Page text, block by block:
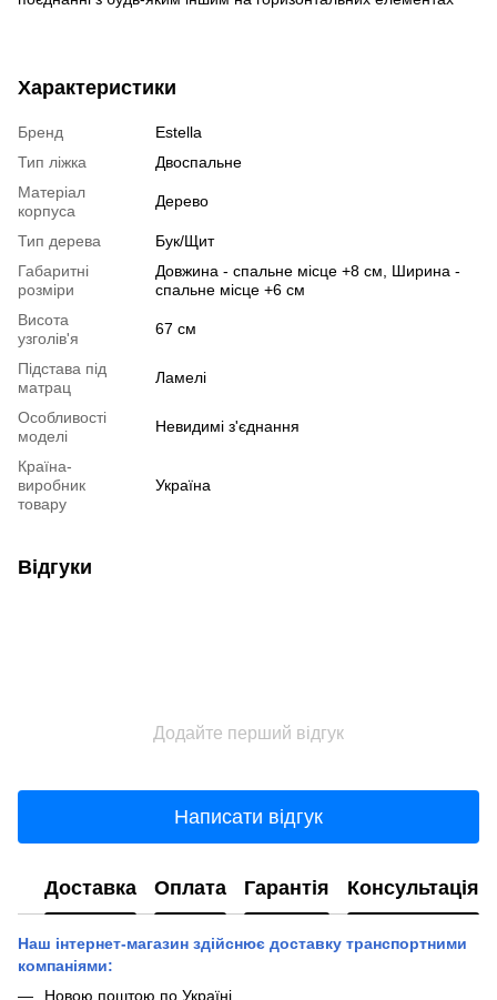
Характеристики
Бренд
Estella
Тип ліжка
Двоспальне
Матеріал
корпуса
Дерево
Тип дерева
Бук/Щит
Габаритні
розміри
Довжина - спальне місце +8 см, Ширина -
спальне місце +6 см
Висота
узголів'я
67 см
Підстава під
матрац
Ламелі
Особливості
моделі
Невидимі з'єднання
Країна-
виробник
товару
Україна
Відгуки
Додайте перший відгук
Написати відгук
Доставка Оплата Гарантія Консультація
Наш інтернет-магазин здійснює доставку транспортними
компаніями:
Новою поштою по Україні